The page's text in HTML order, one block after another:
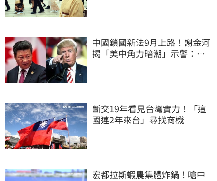
中國鎖國新法9月上路！謝金河
揭「美中角力暗潮」示警：台
斷交19年看見台灣實力！「這
國連2年來台」尋找商機
宏都拉斯蝦農集體炸鍋！嗆中